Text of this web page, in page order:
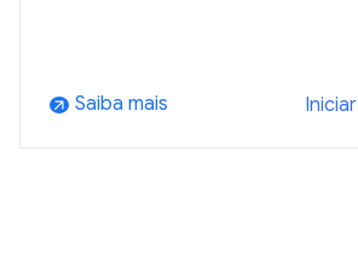
arrow_outward Saiba mais Iniciar